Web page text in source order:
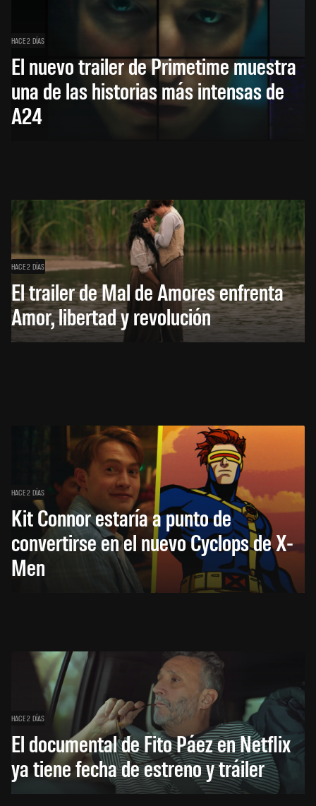
HACE 2 DÍAS
El nuevo trailer de Primetime muestra
una de las historias más intensas de
A24
HACE 2 DÍAS
El trailer de Mal de Amores enfrenta
Amor, libertad y revolución
HACE 2 DÍAS
Kit Connor estaría a punto de
convertirse en el nuevo Cyclops de X-
Men
HACE 2 DÍAS
El documental de Fito Páez en Netflix
ya tiene fecha de estreno y tráiler